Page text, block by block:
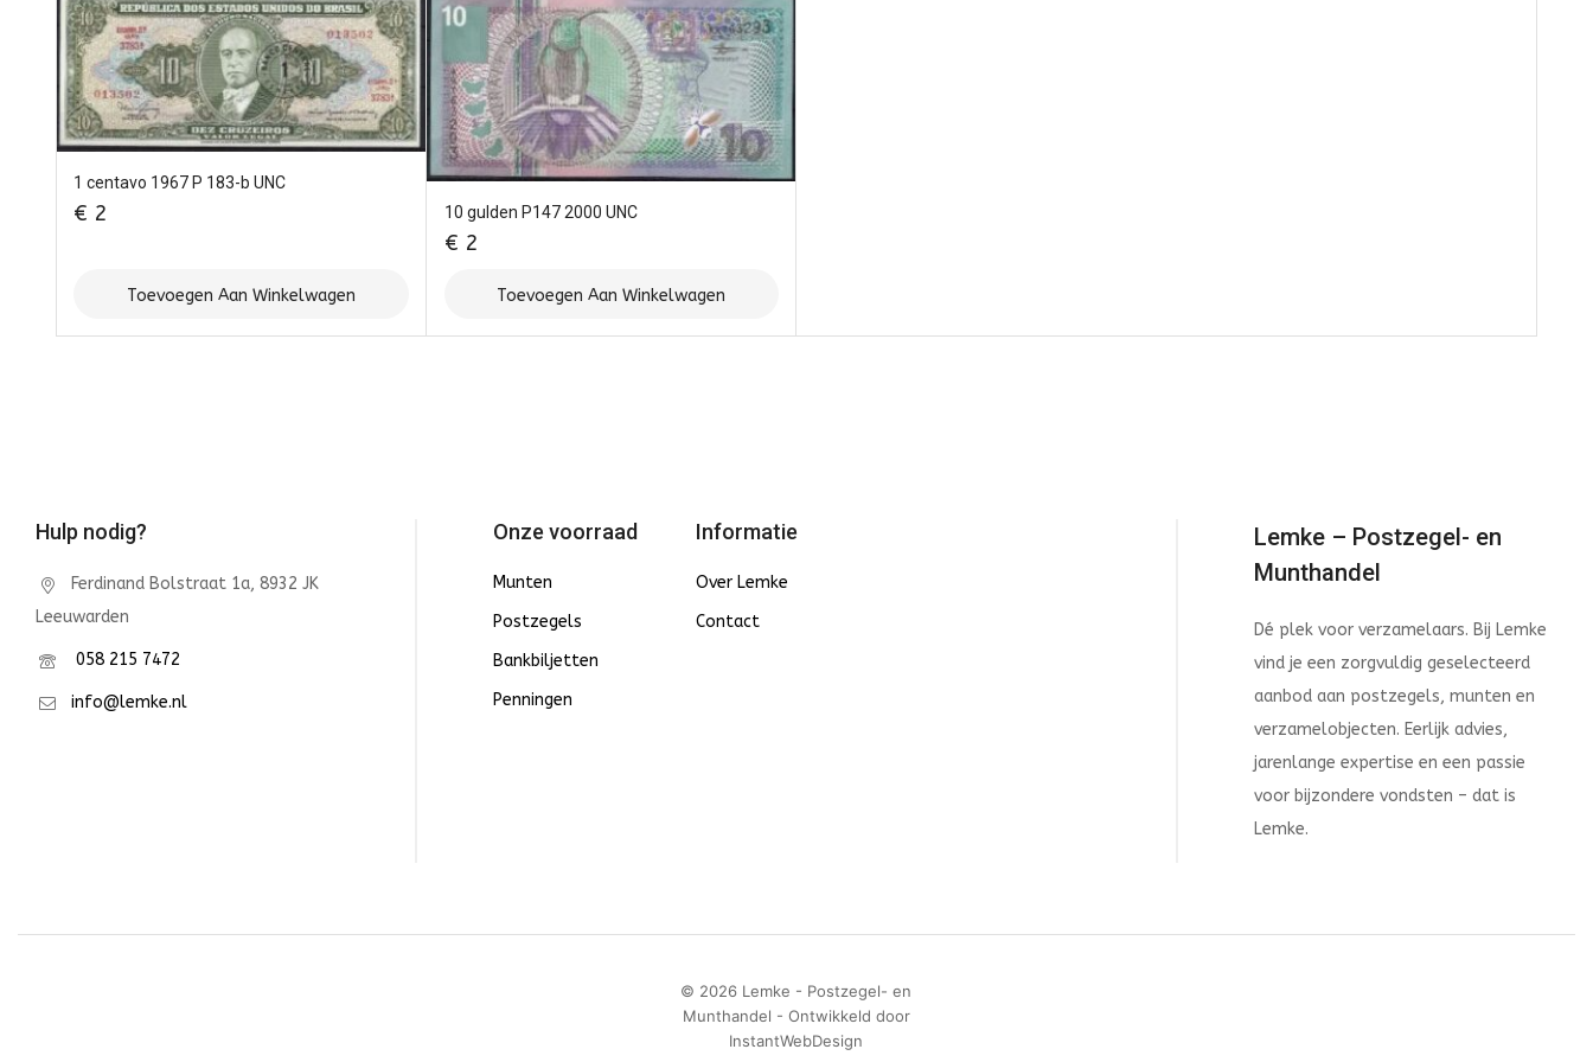
1 centavo 1967 P 183-b UNC
€ 2
Toevoegen Aan Winkelwagen
10 gulden P147 2000 UNC
€ 2
Toevoegen Aan Winkelwagen
Hulp nodig?
Ferdinand Bolstraat 1a, 8932 JK
Leeuwarden
058 215 7472
info@lemke.nl
Onze voorraad
Munten
Postzegels
Bankbiljetten
Penningen
Informatie
Over Lemke
Contact
Lemke – Postzegel- en
Munthandel
Dé plek voor verzamelaars. Bij Lemke
vind je een zorgvuldig geselecteerd
aanbod aan postzegels, munten en
verzamelobjecten. Eerlijk advies,
jarenlange expertise en een passie
voor bijzondere vondsten – dat is
Lemke.
© 2026 Lemke - Postzegel- en
Munthandel - Ontwikkeld door
InstantWebDesign